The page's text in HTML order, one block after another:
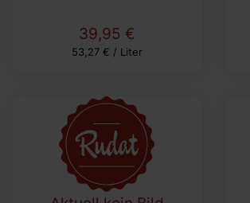
39,95 €
53,27 € / Liter